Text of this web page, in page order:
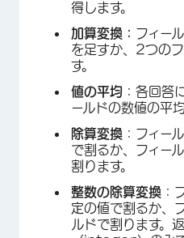
得します。
加算変換： フィー
を足すか、2つの
す。
値の平均 ：各回答
ールドの数値の平
除算変換 ：フィー
で割るか、フィー
割ります。
整数の除算変換 ：
定の値で割るか、
ルドで割ります。